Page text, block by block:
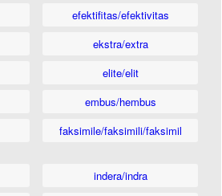
efektifitas/efektivitas
ekstra/extra
elite/elit
embus/hembus
faksimile/faksimili/faksimil
indera/indra